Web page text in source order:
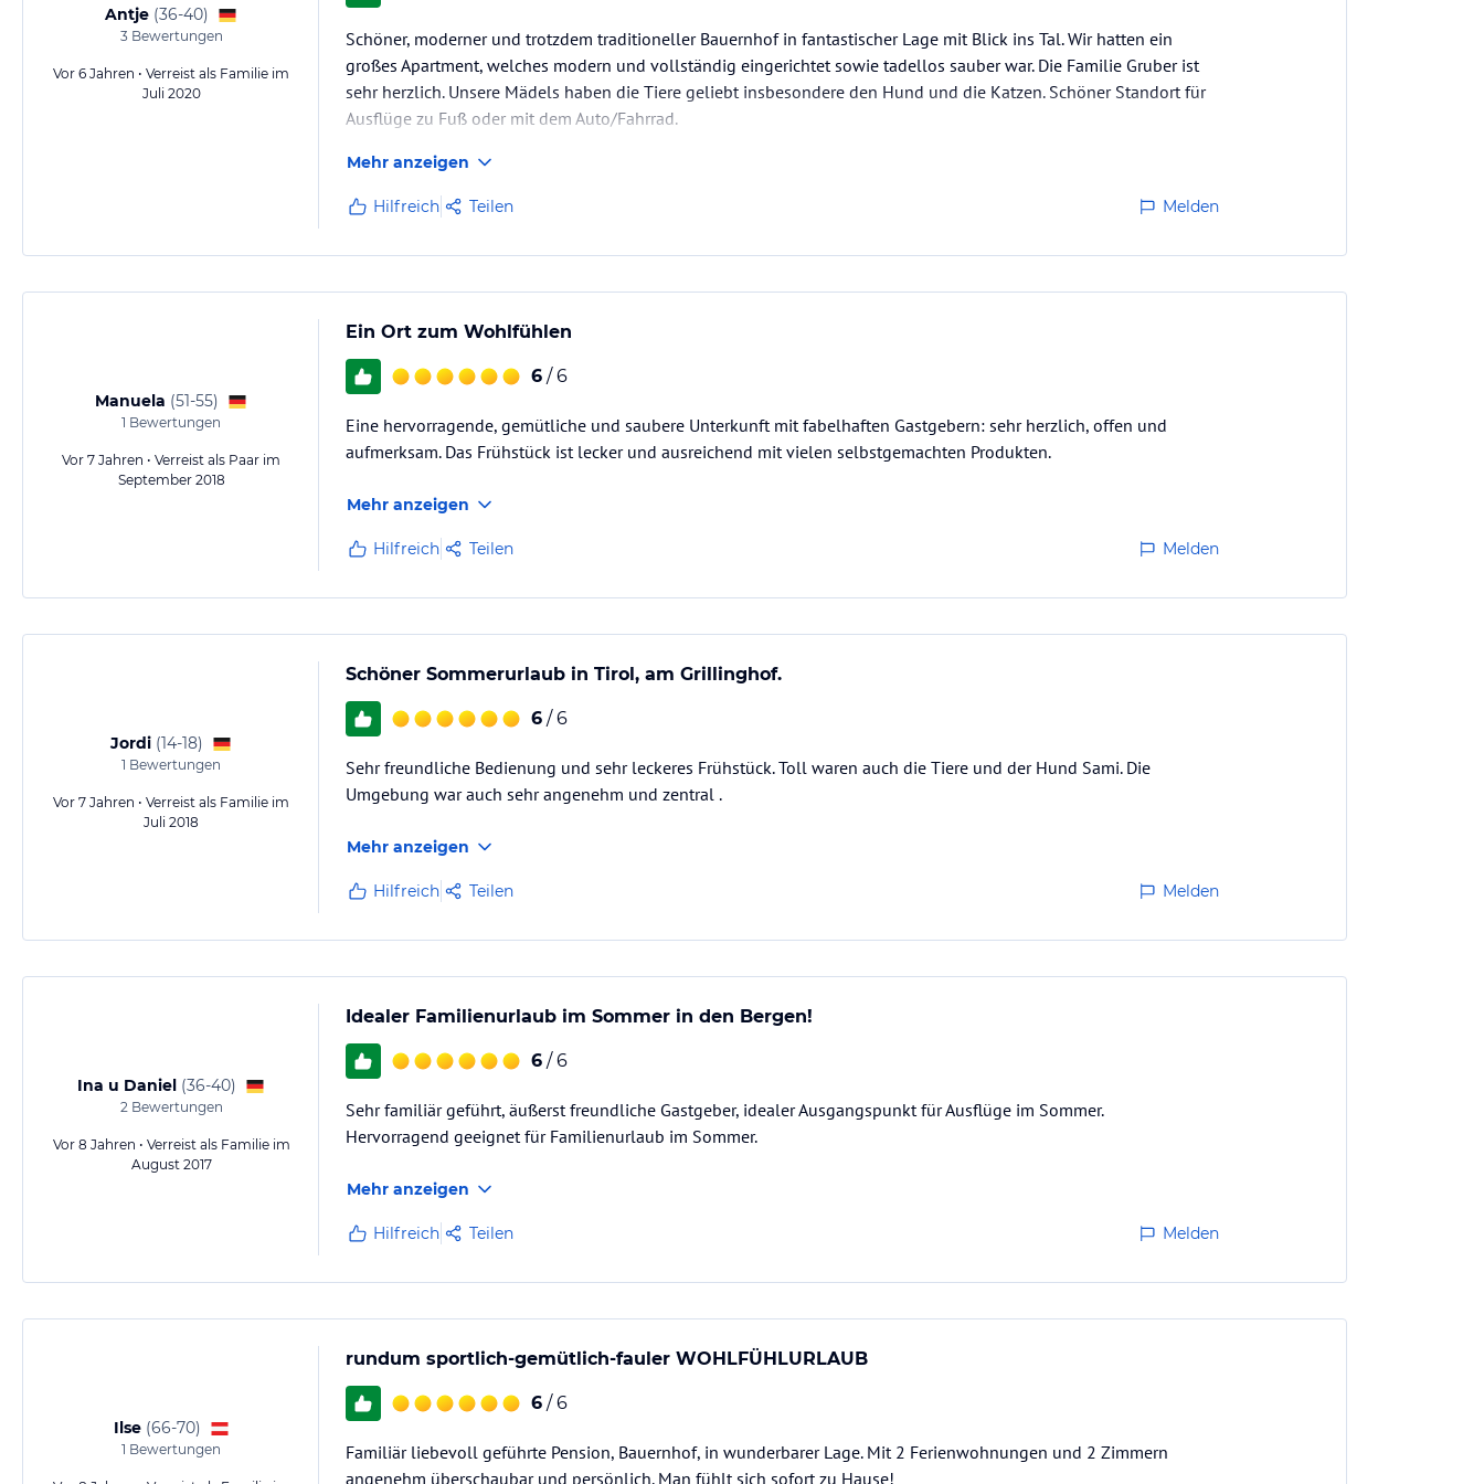
Antje (36-40)
3Bewertungen
Vor 6 Jahren • Verreist als Familie im
Juli 2020
Schöner, moderner und trotzdem traditioneller Bauernhof in fantastischer Lage mit Blick ins Tal. Wir hatten ein
großes Apartment, welches modern und vollständig eingerichtet sowie tadellos sauber war. Die Familie Gruber ist
sehr herzlich. Unsere Mädels haben die Tiere geliebt insbesondere den Hund und die Katzen. Schöner Standort für
Ausflüge zu Fuß oder mit dem Auto/Fahrrad.
Mehr anzeigen
Hilfreich Teilen Melden
Manuela (51-55)
1 Bewertungen
Vor 7 Jahren • Verreist als Paar im
September 2018
Ein Ort zum Wohlfühlen
6 / 6
Eine hervorragende, gemütliche und saubere Unterkunft mit fabelhaften Gastgebern: sehr herzlich, offen und
aufmerksam. Das Frühstück ist lecker und ausreichend mit vielen selbstgemachten Produkten.
Mehr anzeigen
Hilfreich Teilen Melden
Jordi (14-18)
1 Bewertungen
Vor 7 Jahren • Verreist als Familie im
Juli 2018
Schöner Sommerurlaub in Tirol, am Grillinghof.
6 / 6
Sehr freundliche Bedienung und sehr leckeres Frühstück. Toll waren auch die Tiere und der Hund Sami. Die
Umgebung war auch sehr angenehm und zentral .
Mehr anzeigen
Hilfreich Teilen Melden
Ina u Daniel (36-40)
2Bewertungen
Vor 8 Jahren • Verreist als Familie im
August 2017
Idealer Familienurlaub im Sommer in den Bergen!
6 / 6
Sehr familiär geführt, äußerst freundliche Gastgeber, idealer Ausgangspunkt für Ausflüge im Sommer.
Hervorragend geeignet für Familienurlaub im Sommer.
Mehr anzeigen
Hilfreich Teilen Melden
Ilse (66-70)
1 Bewertungen
rundum sportlich-gemütlich-fauler WOHLFÜHLURLAUB
6 / 6
Familiär liebevoll geführte Pension, Bauernhof, in wunderbarer Lage. Mit 2 Ferienwohnungen und 2 Zimmern
angenehm überschaubar und persönlich. Man fühlt sich sofort zu Hause!